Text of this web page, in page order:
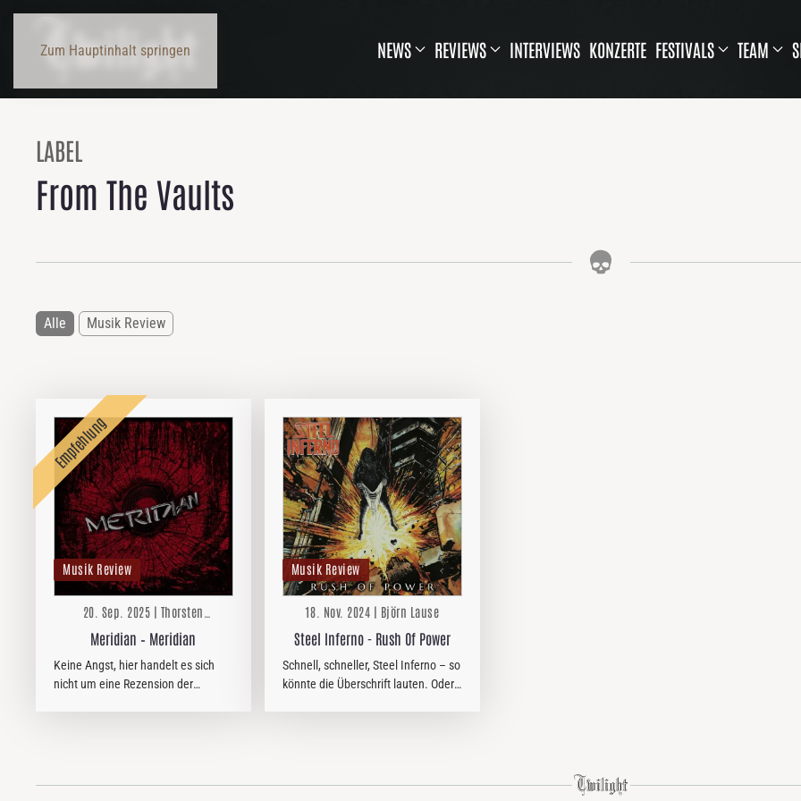
Zum Hauptinhalt springen NEWS REVIEWS INTERVIEWS KONZERTE FESTIVALS TEAM
LABEL
From The Vaults
Alle Musik Review
Musik Review
20. Sep. 2025 | Thorsten
Zwingelberg
Meridian – Meridian
Keine Angst, hier handelt es sich
nicht um eine Rezension der
Musik Review
18. Nov. 2024 | Björn Lause
Steel Inferno - Rush Of Power
Schnell, schneller, Steel Inferno – so
könnte die Überschrift lauten. Oder